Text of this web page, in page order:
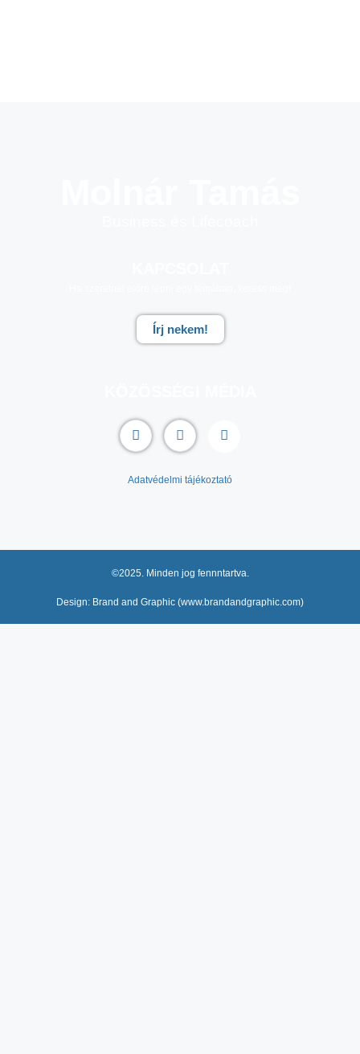
Írj nekem!
Adatvédelmi tájékoztató
©2025. Minden jog fennntartva.
Design: Brand and Graphic (www.brandandgraphic.com)